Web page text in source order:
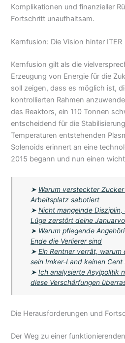
Komplikationen und finanzieller
Fortschritt unaufhaltsam.
Kernfusion: Die Vision hinter ITER
Kernfusion gilt als die
Erzeugung von Energie für die
soll zeigen, dass es möglich ist,
kontrollierten Rahmen
des Reaktors, ein 110 Tonnen
entscheidend für die
Temperaturen entstehenden
Solenoids erinnert an eine
2015 begann und nun einen
➤ Warum versteckter
Arbeitsplatz sabotiert
➤Nicht mangelnde
Lüge zerstört deine
➤ Warum pflegende
Ende die Verlierer sind
➤Ein Rentner verrät,
sein Imker-Land keinen Cent
➤Ich analysierte Asylpolitik
diese Verschärfungen
Die Herausforderungen und
Der Weg zu einer funktionierenden